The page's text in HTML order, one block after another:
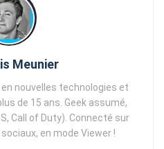
Meunier
nouvelles technologies et
de 15 ans. Geek assumé,
Call of Duty). Connecté sur
en mode Viewer !